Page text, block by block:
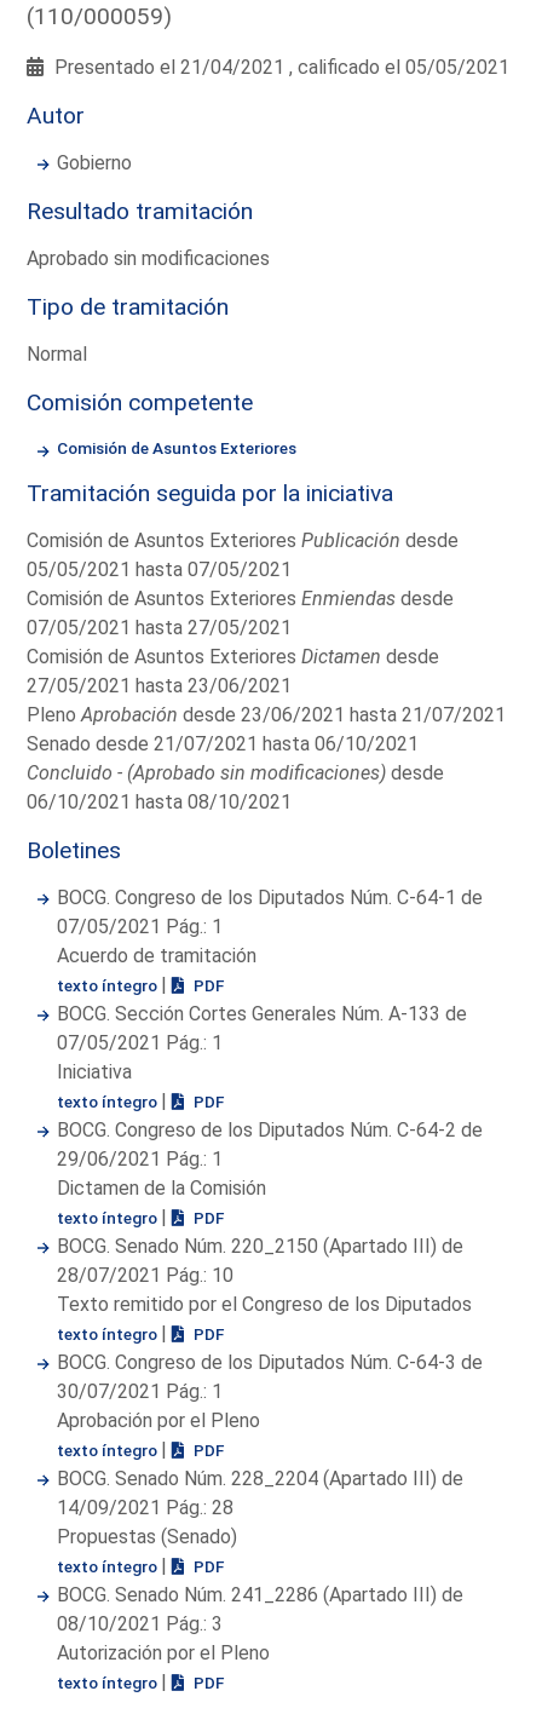
(110/000059)
Presentado el 21/04/2021 , calificado el 05/05/2021
Autor
Gobierno
Resultado tramitación
Aprobado sin modificaciones
Tipo de tramitación
Normal
Comisión competente
Comisión de Asuntos Exteriores
Tramitación seguida por la iniciativa
Comisión de Asuntos ExterioresPublicación desde
05/05/2021 hasta 07/05/2021
Comisión de Asuntos ExterioresEnmiendas desde
07/05/2021 hasta 27/05/2021
Comisión de Asuntos ExterioresDictamen desde
27/05/2021 hasta 23/06/2021
PlenoAprobación desde 23/06/2021 hasta 21/07/2021
Senado desde 21/07/2021 hasta 06/10/2021
Concluido - (Aprobado sin modificaciones) desde
06/10/2021 hasta 08/10/2021
Boletines
BOCG. Congreso de los Diputados Núm. C-64-1 de
07/05/2021 Pág.: 1
Acuerdo de tramitación
texto íntegro | PDF
BOCG. Sección Cortes Generales Núm. A-133 de
07/05/2021 Pág.: 1
Iniciativa
texto íntegro | PDF
BOCG. Congreso de los Diputados Núm. C-64-2 de
29/06/2021 Pág.: 1
Dictamen de la Comisión
texto íntegro | PDF
BOCG. Senado Núm. 220_2150 (Apartado III) de
28/07/2021 Pág.: 10
Texto remitido por el Congreso de los Diputados
texto íntegro | PDF
BOCG. Congreso de los Diputados Núm. C-64-3 de
30/07/2021 Pág.: 1
Aprobación por el Pleno
texto íntegro | PDF
BOCG. Senado Núm. 228_2204 (Apartado III) de
14/09/2021 Pág.: 28
Propuestas (Senado)
texto íntegro | PDF
BOCG. Senado Núm. 241_2286 (Apartado III) de
08/10/2021 Pág.: 3
Autorización por el Pleno
texto íntegro | PDF